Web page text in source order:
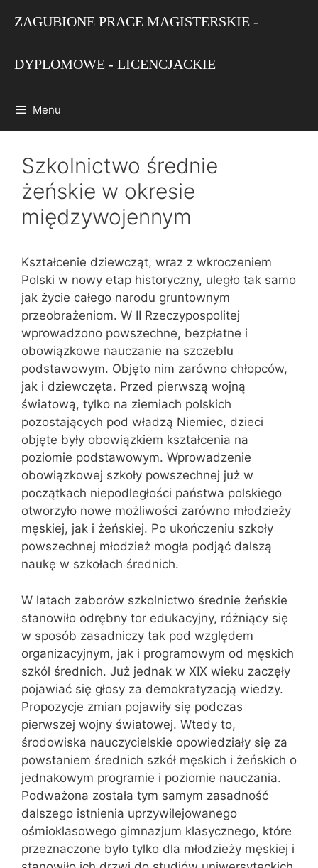
ZAGUBIONE PRACE MAGISTERSKIE -
DYPLOMOWE - LICENCJACKIE
Menu
Szkolnictwo średnie
żeńskie w okresie
międzywojennym
Kształcenie dziewcząt, wraz z wkroczeniem
Polski w nowy etap historyczny, uległo tak samo
jak życie całego narodu gruntownym
przeobrażeniom. W II Rzeczypospolitej
wprowadzono powszechne, bezpłatne i
obowiązkowe nauczanie na szczeblu
podstawowym. Objęto nim zarówno chłopców,
jak i dziewczęta. Przed pierwszą wojną
światową, tylko na ziemiach polskich
pozostających pod władzą Niemiec, dzieci
objęte były obowiązkiem kształcenia na
poziomie podstawowym. Wprowadzenie
obowiązkowej szkoły powszechnej już w
początkach niepodległości państwa polskiego
otworzyło nowe możliwości zarówno młodzieży
męskiej, jak i żeńskiej. Po ukończeniu szkoły
powszechnej młodzież mogła podjąć dalszą
naukę w szkołach średnich.
W latach zaborów szkolnictwo średnie żeńskie
stanowiło odrębny tor edukacyjny, różniący się
w sposób zasadniczy tak pod względem
organizacyjnym, jak i programowym od męskich
szkół średnich. Już jednak w XIX wieku zaczęły
pojawiać się głosy za demokratyzacją wiedzy.
Propozycje zmian pojawiły się podczas
pierwszej wojny światowej. Wtedy to,
środowiska nauczycielskie opowiedziały się za
powstaniem średnich szkół męskich i żeńskich o
jednakowym programie i poziomie nauczania.
Podważona została tym samym zasadność
dalszego istnienia uprzywilejowanego
ośmioklasowego gimnazjum klasycznego, które
przeznaczone było tylko dla młodzieży męskiej i